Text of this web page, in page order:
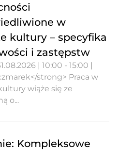
w
kultury – specyfika
i zastępstw
| 10:00 - 15:00 |
strong> Praca w
wiąże się ze
o...
Kompleksowe